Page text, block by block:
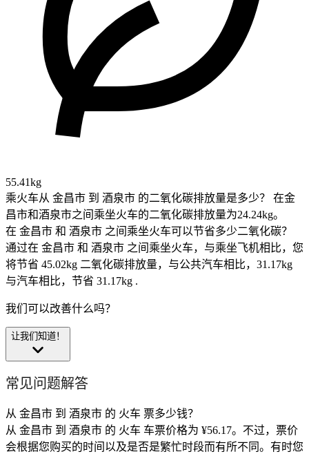
55.41kg
乘火车从 金昌市 到 酒泉市 的二氧化碳排放量是多少？
在金
昌市和酒泉市之间乘坐火车的二氧化碳排放量为24.24kg。
在 金昌市 和 酒泉市 之间乘坐火车可以节省多少二氧化碳？
通过在 金昌市 和 酒泉市 之间乘坐火车，与乘坐飞机相比，您
将节省 45.02kg 二氧化碳排放量，与公共汽车相比，31.17kg
与汽车相比，节省 31.17kg .
我们可以改善什么吗？
让我们知道！
常见问题解答
从 金昌市 到 酒泉市 的 火车 票多少钱？
从 金昌市 到 酒泉市 的 火车 车票价格为 ¥56.17。不过，票价
会根据您购买的时间以及是否是繁忙时段而有所不同。有时您